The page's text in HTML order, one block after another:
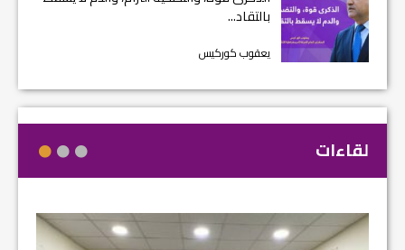
بالتقاد...
يعقوب كوركيس
لقاءات